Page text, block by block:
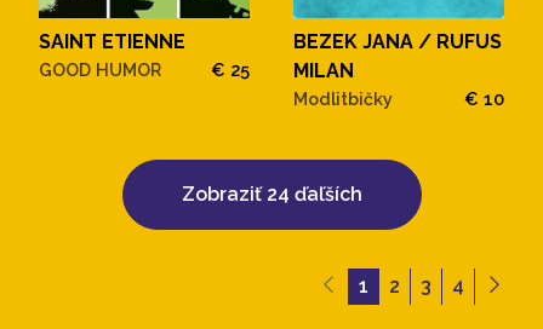
SAINT ETIENNE
GOOD HUMOR € 25
BEZEK JANA / RUFUS
MILAN
Modlitbičky € 10
Zobraziť 24 ďaľších
1 2 3 4